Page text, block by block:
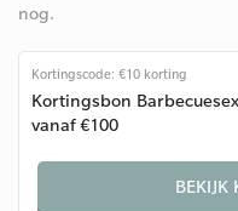
nog.
Kortingscode: €10 korting
Kortingsbon
vanaf €100
BEKIJK